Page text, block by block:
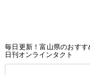
毎日更新！富山県のおすす
日刊オンラインタクト